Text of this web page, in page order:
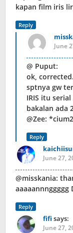
kapan film iris
Reply
June
@ Puput:
ok,
sptnya gw
IRIS itu
bakalan ada
@Zee:
Reply
June 27,
@misskania:
aaaaannnggggg
Reply
fifi says:
June 27,